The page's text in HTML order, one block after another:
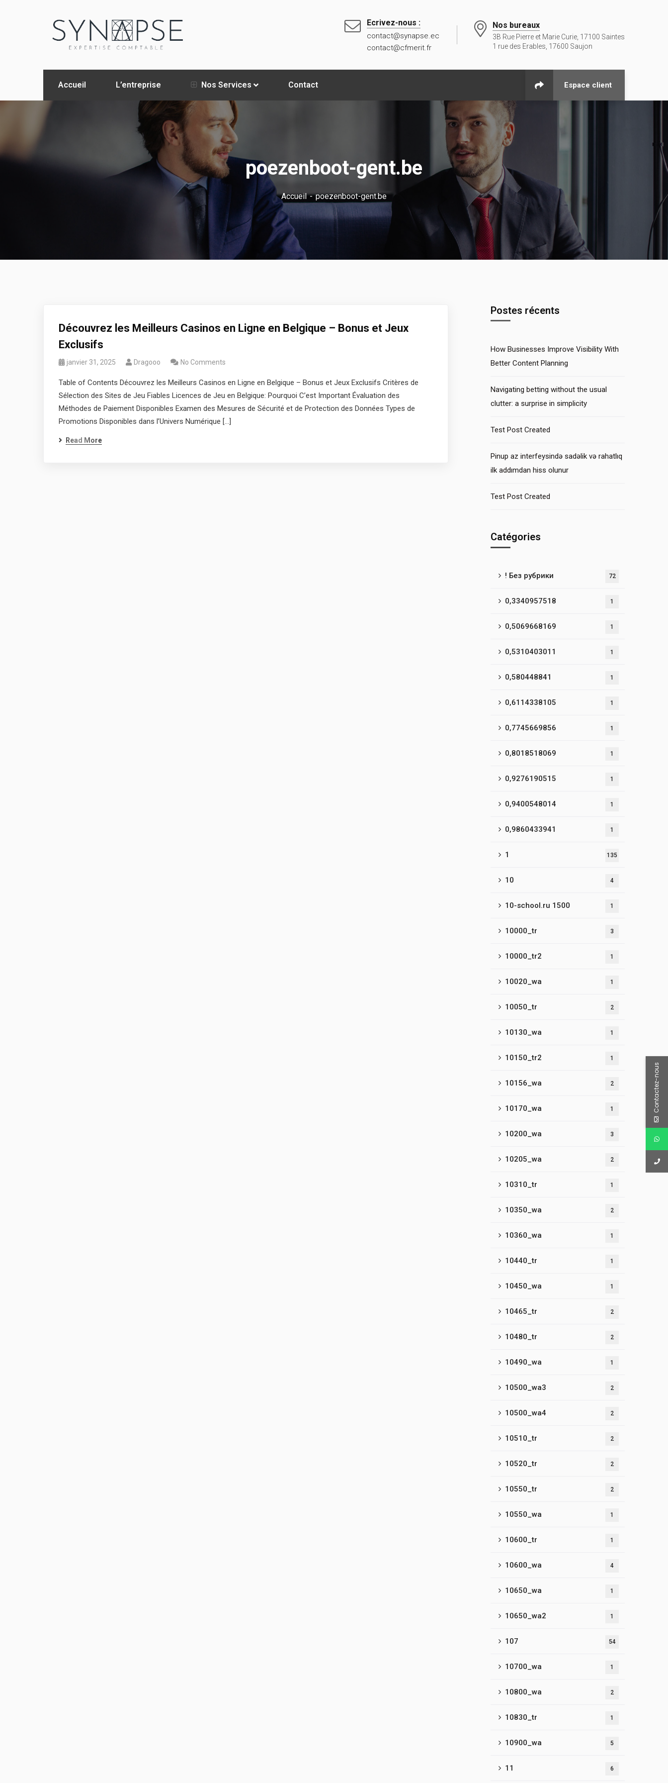
Ecrivez-nous :
contact@synapse.ec
contact@cfmerit.fr
Nos bureaux
3B Rue Pierre et Marie Curie, 17100 Saintes
1 rue des Erables, 17600 Saujon
Accueil L’entreprise Nos Services Contact Espace client
poezenboot-gent.be
Accueil poezenboot-gent.be
Découvrez les Meilleurs Casinos en Ligne en Belgique – Bonus et Jeux
Exclusifs
janvier 31, 2025 Dragooo No Comments
Table of Contents Découvrez les Meilleurs Casinos en Ligne en Belgique – Bonus et Jeux Exclusifs Critères de
Sélection des Sites de Jeu Fiables Licences de Jeu en Belgique: Pourquoi C’est Important Évaluation des
Méthodes de Paiement Disponibles Examen des Mesures de Sécurité et de Protection des Données Types de
Promotions Disponibles dans l’Univers Numérique […]
Read More
Postes récents
How Businesses Improve Visibility With
Better Content Planning
Navigating betting without the usual
clutter: a surprise in simplicity
Test Post Created
Pinup az interfeysində sadəlik və rahatlıq
ilk addımdan hiss olunur
Test Post Created
Catégories
! Без рубрики 72
0,3340957518 1
0,5069668169 1
0,5310403011 1
0,580448841 1
0,6114338105 1
0,7745669856 1
0,8018518069 1
0,9276190515 1
0,9400548014 1
0,9860433941 1
1 135
10 4
10-school.ru 1500 1
10000_tr 3
10000_tr2 1
10020_wa 1
10050_tr 2
10130_wa 1
10150_tr2 1
10156_wa 2
10170_wa 1
10200_wa 3
10205_wa 2
10310_tr 1
10350_wa 2
10360_wa 1
10440_tr 1
10450_wa 1
10465_tr 2
10480_tr 2
10490_wa 1
10500_wa3 2
10500_wa4 2
10510_tr 2
10520_tr 2
10550_tr 2
10550_wa 1
10600_tr 1
10600_wa 4
10650_wa 1
10650_wa2 1
107 54
10700_wa 1
10800_wa 2
10830_tr 1
10900_wa 5
11 6
Contactez-nous